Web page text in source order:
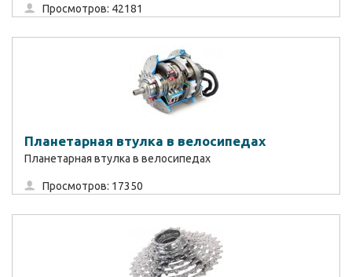
Просмотров: 42181
Планетарная втулка в велосипедах
Планетарная втулка в велосипедах
Просмотров: 17350